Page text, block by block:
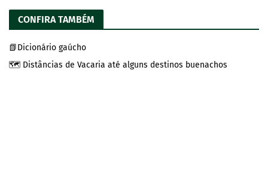
CONFIRA TAMBÉM
📗Dicionário gaúcho
🗺️ Distâncias de Vacaria até alguns destinos buenachos